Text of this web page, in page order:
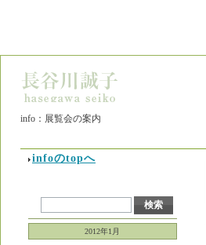
info：展覧会の案内
infoのtopへ
2012年1月